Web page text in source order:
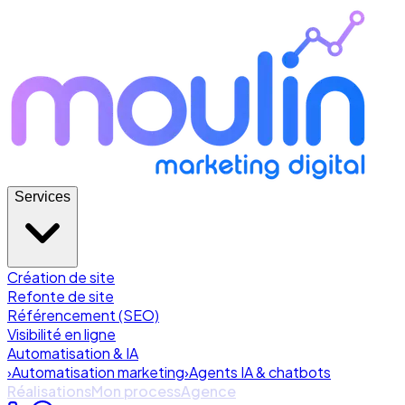
Services
Création de site
Refonte de site
Référencement (SEO)
Visibilité en ligne
Automatisation & IA
›Automatisation marketing›Agents IA & chatbots
RéalisationsMon processAgence